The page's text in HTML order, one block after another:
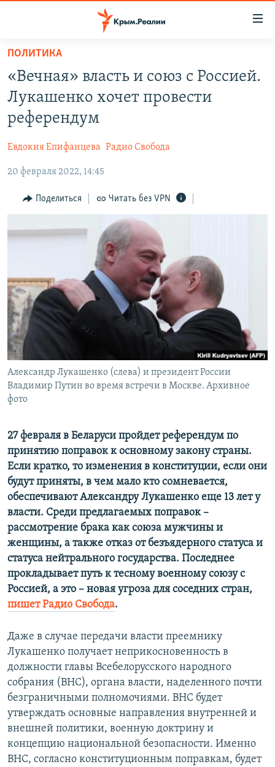
Вернуться
основному
содержанию
Вернутся
главной
Вернутся
поиску
ГРУЗ 200
11 ЛЕТ ОККУПАЦИИ КРЫМА. 11 ИСТОРИЙ СОПРОТИВЛЕНИЯ
ВОДА
ЕЩЕ
ИНТЕРАКТИВ
ИНФОГРАФИКА
ТЕЛЕПРОЕКТ КРЫМ.РЕАЛИИ
СОВЕТЫ ПРАВОЗАЩИТНИКОВ
ПРОПАВШИЕ БЕЗ ВЕСТИ
ПОБЕДИТЕЛЕЙ НЕ СУДЯТ?
КРЫМ.НЕПОКОРЕННЫЙ
ELIFBE
РАДІО СВОБОДА
КАК ОБОЙТИ БЛОКИРОВКУ
Українською
ПРИСОЕДИНЯЙТЕСЬ!
Все сайты RFE/RL
ПОЛИТИКА
«Вечная» власть и союз с Россией.
Лукашенко хочет провести
референдум
Евдокия Епифанцева Радио Свобода
20 февраля 2022, 14:45
Поделиться Читать без VPN
Александр Лукашенко (слева) и президент России
Владимир Путин во время встречи в Москве. Архивное
фото
27 февраля в Беларуси пройдет референдум по
принятию поправок к основному закону страны.
Если кратко, то изменения в конституции, если они
будут приняты, в чем мало кто сомневается,
обеспечивают Александру Лукашенко еще 13 лет у
власти. Среди предлагаемых поправок –
рассмотрение брака как союза мужчины и
женщины, а также отказ от безъядерного статуса и
статуса нейтрального государства. Последнее
прокладывает путь к тесному военному союзу с
Россией, а это – новая угроза для соседних стран,
пишет Радио Свобода.
Даже в случае передачи власти преемнику
Лукашенко получает неприкосновенность в
должности главы Всебелорусского народного
собрания (ВНС), органа власти, наделенного почти
безграничными полномочиями. ВНС будет
утверждать основные направления внутренней и
внешней политики, военную доктрину и
концепцию национальной безопасности. Именно
ВНС, согласно конституционным поправкам, будет